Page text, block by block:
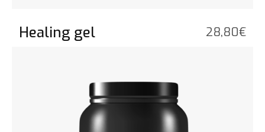
Healing gel 28,80€